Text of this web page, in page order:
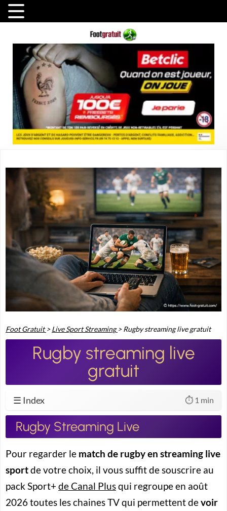
Foot Gratuit >Live Sport Streaming >Rugby streaming live gratuit
Rugby streaming live
gratuit
☰ Index ⏱️ 1 min
Rugby Streaming Live
Pour regarder le match de rugby en streaming live
sportde votre choix, il vous suffit de souscrire au
pack Sport+ de Canal Plusqui regroupe en août
2026 toutes les chaines TV qui permettent devoir